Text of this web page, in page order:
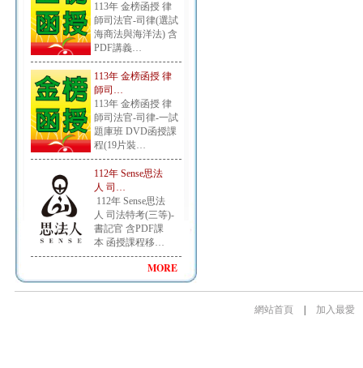
113年 金榜函授 律
師司法官-司律(選試
海商法與海洋法) 含
PDF講義…
113年 金榜函授 律
師司…
113年 金榜函授 律
師司法官-司律-一試
題庫班 DVD函授課
程(19片裝…
112年 Sense思法
人 司…
112年 Sense思法
人 司法特考(三等)-
書記官 含PDF課
本 函授課程移…
MORE
網站首頁 加入最愛